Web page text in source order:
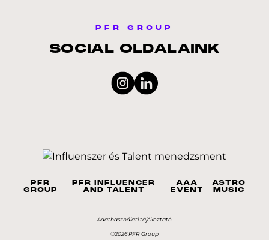
PFR GROUP
SOCIAL OLDALAINK
PFR
GROUP
PFR INFLUENCER
AND TALENT
AAA
EVENT
ASTRO
MUSIC
Adathasználati tájékoztató
©2026 PFR Group